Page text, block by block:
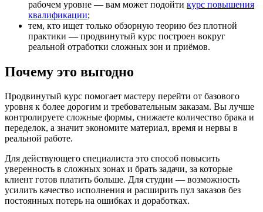
рабочем уровне — вам может подойти курс повышения
квалификации;
тем, кто ищет только обзорную теорию без плотной
практики — продвинутый курс построен вокруг
реальной отработки сложных зон и приёмов.
Почему это выгодно
Продвинутый курс помогает мастеру перейти от базового
уровня к более дорогим и требовательным заказам. Вы лучше
контролируете сложные формы, снижаете количество брака и
переделок, а значит экономите материал, время и нервы в
реальной работе.
Для действующего специалиста это способ повысить
уверенность в сложных зонах и брать задачи, за которые
клиент готов платить больше. Для студии — возможность
усилить качество исполнения и расширить пул заказов без
постоянных потерь на ошибках и доработках.